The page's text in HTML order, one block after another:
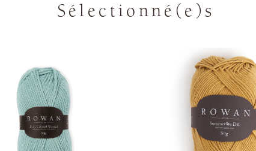
Sélectionné(e)s